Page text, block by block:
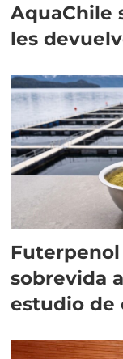
AquaChile
les
Futerpenol
sobrevida
estudio de